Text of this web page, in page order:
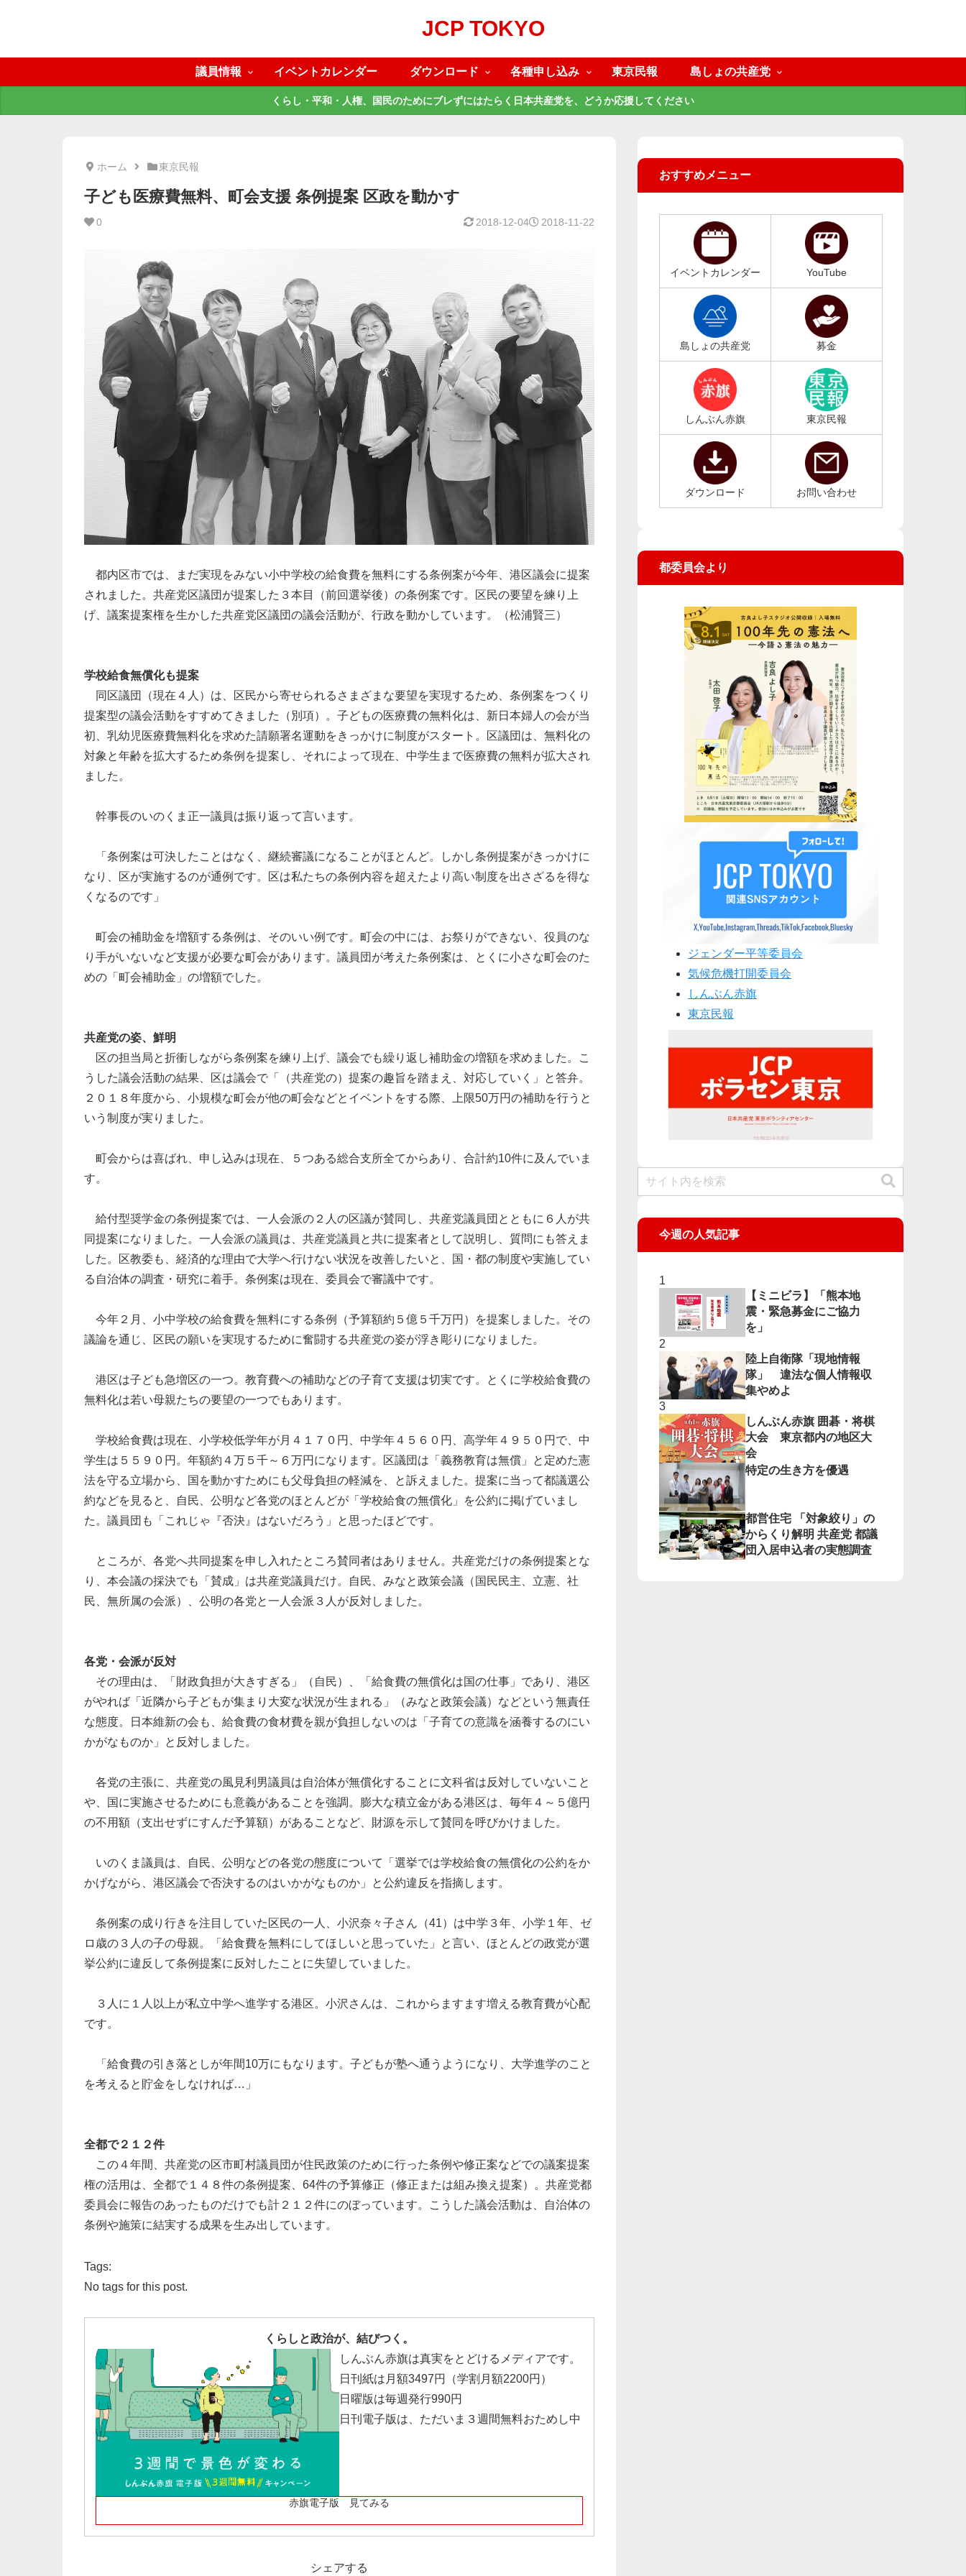
JCP TOKYO
議員情報 イベントカレンダー ダウンロード 各種申し込み 東京民報 島しょの共産党
くらし・平和・人権、国民のためにブレずにはたらく日本共産党を、どうか応援してください
ホーム 東京民報
子ども医療費無料、町会支援 条例提案 区政を動かす
0 2018-11-22
2018-12-04
都内区市では、まだ実現をみない小中学校の給食費を無料にする条例案が今年、港区議会に提案
されました。共産党区議団が提案した３本目（前回選挙後）の条例案です。区民の要望を練り上
げ、議案提案権を生かした共産党区議団の議会活動が、行政を動かしています。（松浦賢三）
学校給食無償化も提案
同区議団（現在４人）は、区民から寄せられるさまざまな要望を実現するため、条例案をつくり
提案型の議会活動をすすめてきました（別項）。子どもの医療費の無料化は、新日本婦人の会が当
初、乳幼児医療費無料化を求めた請願署名運動をきっかけに制度がスタート。区議団は、無料化の
対象と年齢を拡大するため条例を提案し、それによって現在、中学生まで医療費の無料が拡大され
ました。
幹事長のいのくま正一議員は振り返って言います。
「条例案は可決したことはなく、継続審議になることがほとんど。しかし条例提案がきっかけに
なり、区が実施するのが通例です。区は私たちの条例内容を超えたより高い制度を出さざるを得な
くなるのです」
町会の補助金を増額する条例は、そのいい例です。町会の中には、お祭りができない、役員のな
り手がいないなど支援が必要な町会があります。議員団が考えた条例案は、とくに小さな町会のた
めの「町会補助金」の増額でした。
共産党の姿、鮮明
区の担当局と折衝しながら条例案を練り上げ、議会でも繰り返し補助金の増額を求めました。こ
うした議会活動の結果、区は議会で「（共産党の）提案の趣旨を踏まえ、対応していく」と答弁。
２０１８年度から、小規模な町会が他の町会などとイベントをする際、上限50万円の補助を行うと
いう制度が実りました。
町会からは喜ばれ、申し込みは現在、５つある総合支所全てからあり、合計約10件に及んでいま
す。
給付型奨学金の条例提案では、一人会派の２人の区議が賛同し、共産党議員団とともに６人が共
同提案になりました。一人会派の議員は、共産党議員と共に提案者として説明し、質問にも答えま
した。区教委も、経済的な理由で大学へ行けない状況を改善したいと、国・都の制度や実施してい
る自治体の調査・研究に着手。条例案は現在、委員会で審議中です。
今年２月、小中学校の給食費を無料にする条例（予算額約５億５千万円）を提案しました。その
議論を通じ、区民の願いを実現するために奮闘する共産党の姿が浮き彫りになりました。
港区は子ども急増区の一つ。教育費への補助などの子育て支援は切実です。とくに学校給食費の
無料化は若い母親たちの要望の一つでもあります。
学校給食費は現在、小学校低学年が月４１７０円、中学年４５６０円、高学年４９５０円で、中
学生は５５９０円。年額約４万５千～６万円になります。区議団は「義務教育は無償」と定めた憲
法を守る立場から、国を動かすためにも父母負担の軽減を、と訴えました。提案に当って都議選公
約などを見ると、自民、公明など各党のほとんどが「学校給食の無償化」を公約に掲げていまし
た。議員団も「これじゃ『否決』はないだろう」と思ったほどです。
ところが、各党へ共同提案を申し入れたところ賛同者はありません。共産党だけの条例提案とな
り、本会議の採決でも「賛成」は共産党議員だけ。自民、みなと政策会議（国民民主、立憲、社
民、無所属の会派）、公明の各党と一人会派３人が反対しました。
各党・会派が反対
その理由は、「財政負担が大きすぎる」（自民）、「給食費の無償化は国の仕事」であり、港区
がやれば「近隣から子どもが集まり大変な状況が生まれる」（みなと政策会議）などという無責任
な態度。日本維新の会も、給食費の食材費を親が負担しないのは「子育ての意識を涵養するのにい
かがなものか」と反対しました。
各党の主張に、共産党の風見利男議員は自治体が無償化することに文科省は反対していないこと
や、国に実施させるためにも意義があることを強調。膨大な積立金がある港区は、毎年４～５億円
の不用額（支出せずにすんだ予算額）があることなど、財源を示して賛同を呼びかけました。
いのくま議員は、自民、公明などの各党の態度について「選挙では学校給食の無償化の公約をか
かげながら、港区議会で否決するのはいかがなものか」と公約違反を指摘します。
条例案の成り行きを注目していた区民の一人、小沢奈々子さん（41）は中学３年、小学１年、ゼ
ロ歳の３人の子の母親。「給食費を無料にしてほしいと思っていた」と言い、ほとんどの政党が選
挙公約に違反して条例提案に反対したことに失望していました。
３人に１人以上が私立中学へ進学する港区。小沢さんは、これからますます増える教育費が心配
です。
「給食費の引き落としが年間10万にもなります。子どもが塾へ通うようになり、大学進学のこと
を考えると貯金をしなければ…」
全都で２１２件
この４年間、共産党の区市町村議員団が住民政策のために行った条例や修正案などでの議案提案
権の活用は、全都で１４８件の条例提案、64件の予算修正（修正または組み換え提案）。共産党都
委員会に報告のあったものだけでも計２１２件にのぼっています。こうした議会活動は、自治体の
条例や施策に結実する成果を生み出しています。
Tags:
No tags for this post.
くらしと政治が、結びつく。
しんぶん赤旗は真実をとどけるメディアです。
日刊紙は月額3497円（学割月額2200円）
日曜版は毎週発行990円
日刊電子版は、ただいま３週間無料おためし中
赤旗電子版 見てみる
シェアする
おすすめメニュー
イベントカレンダー YouTube
島しょの共産党 募金
しんぶん赤旗 東京民報
ダウンロード お問い合わせ
都委員会より
ジェンダー平等委員会
気候危機打開委員会
しんぶん赤旗
東京民報
今週の人気記事
【ミニビラ】「熊本地
震・緊急募金にご協力
を」
陸上自衛隊「現地情報
隊」 違法な個人情報収
集やめよ
しんぶん赤旗 囲碁・将棋
大会 東京都内の地区大
会
特定の生き方を優遇
都営住宅 「対象絞り」の
からくり解明 共産党 都議
団入居申込者の実態調査